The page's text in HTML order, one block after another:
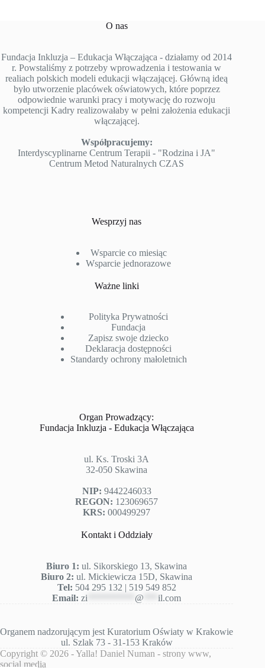
O nas
Fundacja Inkluzja – Edukacja Włączająca - działamy od 2014
r. Powstaliśmy z potrzeby wprowadzenia i testowania w
realiach polskich modeli edukacji włączającej. Główną ideą
było utworzenie placówek oświatowych, które poprzez
odpowiednie warunki pracy i motywację do rozwoju
kompetencji Kadry realizowałaby w pełni założenia edukacji
włączającej.
Współpracujemy:
Interdyscyplinarne Centrum Terapii - "Rodzina i JA"
Centrum Metod Naturalnych CZAS
Wesprzyj nas
Wsparcie co miesiąc
Wsparcie jednorazowe
Ważne linki
Polityka Prywatności
Fundacja
Zapisz swoje dziecko
Deklaracja dostępności
Standardy ochrony małoletnich
Organ Prowadzący:
Fundacja Inkluzja - Edukacja Włączająca
ul. Ks. Troski 3A
32-050 Skawina
NIP: 9442246033
REGON: 123069657
KRS: 000499297
Kontakt i Oddziały
Biuro 1: ul. Sikorskiego 13, Skawina
Biuro 2: ul. Mickiewicza 15D, Skawina
Tel: 504 295 132 | 519 549 852
Email:zi @ ***il.com
Organem nadzorującym jestKuratorium Oświaty w Krakowie
ul. Szlak 73 - 31-153 Kraków
Copyright © 2026 -Yalla! Daniel Numan - strony www,
social media